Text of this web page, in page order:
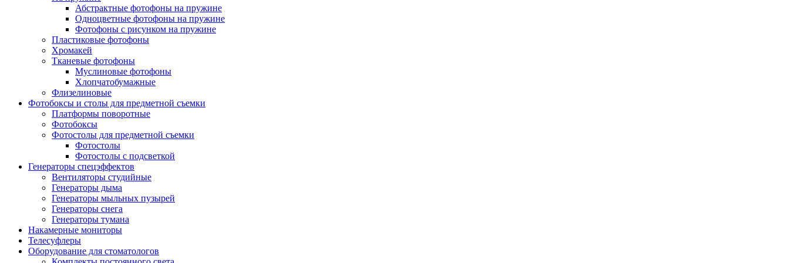
Абстрактные фотофоны на пружине
Одноцветные фотофоны на пружине
Фотофоны с рисунком на пружине
Пластиковые фотофоны
Хромакей
Тканевые фотофоны
Муслиновые фотофоны
Хлопчатобумажные
Флизелиновые
Фотобоксы и столы для предметной съемки
Платформы поворотные
Фотобоксы
Фотостолы для предметной съемки
Фотостолы
Фотостолы с подсветкой
Генераторы спецэффектов
Вентиляторы студийные
Генераторы дыма
Генераторы мыльных пузырей
Генераторы снега
Генераторы тумана
Накамерные мониторы
Телесуфлеры
Оборудование для стоматологов